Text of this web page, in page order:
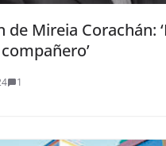
de Mireia Corachán:
1